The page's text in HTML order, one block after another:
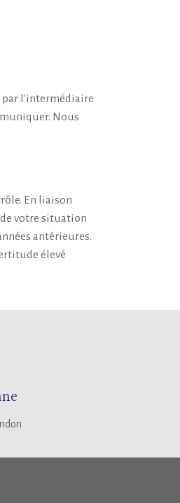
par l'intermédiaire
Nous
En liaison
votre situation
antérieures.
élevé